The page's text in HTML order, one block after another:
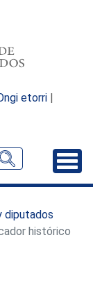
etorri |
diputados
histórico